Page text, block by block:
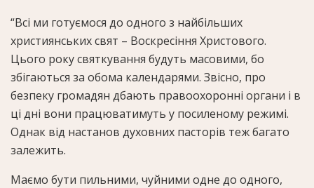
“Всі ми готуємося до одного з найбільших
християнських свят – Воскресіння Христового.
Цього року святкування будуть масовими, бо
збігаються за обома календарями. Звісно, про
безпеку громадян дбають правоохоронні органи і в
ці дні вони працюватимуть у посиленому режимі.
Однак від настанов духовних пасторів теж багато
залежить.
Маємо бути пильними, чуйними одне до одного,